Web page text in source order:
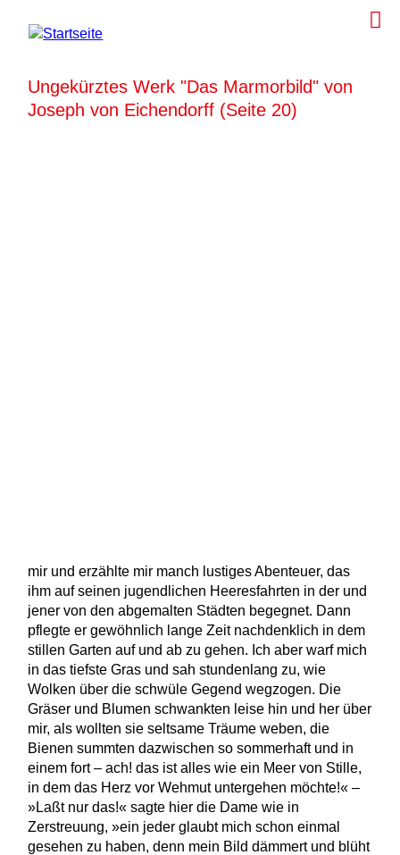
Ungekürztes Werk "Das Marmorbild" von
Joseph von Eichendorff (Seite 20)
mir und erzählte mir manch lustiges Abenteuer, das
ihm auf seinen jugendlichen Heeresfahrten in der und
jener von den abgemalten Städten begegnet. Dann
pflegte er gewöhnlich lange Zeit nachdenklich in dem
stillen Garten auf und ab zu gehen. Ich aber warf mich
in das tiefste Gras und sah stundenlang zu, wie
Wolken über die schwüle Gegend wegzogen. Die
Gräser und Blumen schwankten leise hin und her über
mir, als wollten sie seltsame Träume weben, die
Bienen summten dazwischen so sommerhaft und in
einem fort – ach! das ist alles wie ein Meer von Stille,
in dem das Herz vor Wehmut untergehen möchte!« –
»Laßt nur das!« sagte hier die Dame wie in
Zerstreuung, »ein jeder glaubt mich schon einmal
gesehen zu haben, denn mein Bild dämmert und blüht